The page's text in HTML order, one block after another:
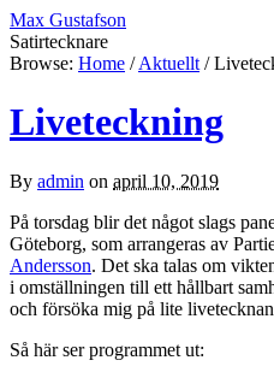
Max Gustafson
Satirtecknare
Browse: Home / Aktuellt /
Liveteckning
By admin on april 10, 2019
På torsdag blir det något slags
Göteborg, som arrangeras av
Andersson. Det ska talas om
i omställningen till ett hållbart
och försöka mig på lite
Så här ser programmet ut: